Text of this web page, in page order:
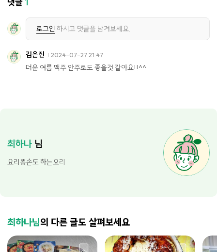
로그인 하시고 댓글을 남겨보세요.
김은진 2024-07-27 21:47
더운 여름 맥주 안주로도 좋을것 같아요!!^^
최하나 님
요리똥손도 하는요리
최하나님의 다른 글도 살펴보세요